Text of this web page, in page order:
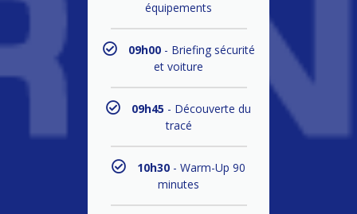
équipements
09h00- Briefing sécurité
et voiture
09h45 - Découverte du
tracé
10h30 - Warm-Up 90
minutes